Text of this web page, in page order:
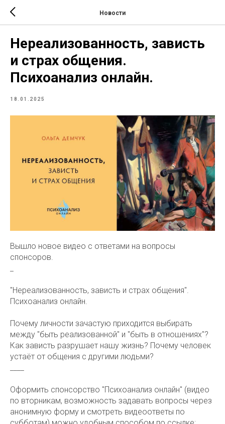
Новости
Нереализованность, зависть
и страх общения.
Психоанализ онлайн.
18.01.2025
Вышло новое видео с ответами на вопросы
спонсоров.
"Нереализованность, зависть и страх общения".
Психоанализ онлайн.
Почему личности зачастую приходится выбирать
между "быть реализованной" и "быть в отношениях"?
Как зависть разрушает нашу жизнь? Почему человек
устаёт от общения с другими людьми?
Оформить спонсорство "Психоанализ онлайн" (видео
по вторникам, возможность задавать вопросы через
анонимную форму и смотреть видеоответы по